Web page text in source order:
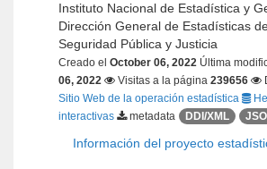
Instituto Nacional de Estadística y
Dirección General de Estadísticas
Seguridad Pública y Justicia
Creado el October 06, 2022 Última
06, 2022
Visitas a la página 239656
Sitio Web de la operación estadística
interactivas
metadata DDI/XML
Información del proyecto